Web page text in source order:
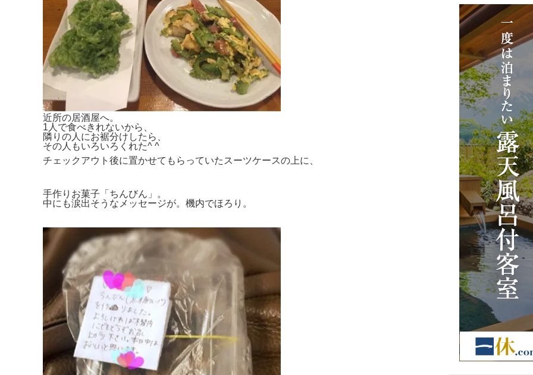
近所の居酒屋へ。
1人で食べきれないから、
隣りの人にお裾分けしたら、
その人もいろいろくれた^ ^
チェックアウト後に置かせてもらっていたスーツケースの上に、
手作りお菓子「ちんびん」。
中にも涙出そうなメッセージが。機内でほろり。